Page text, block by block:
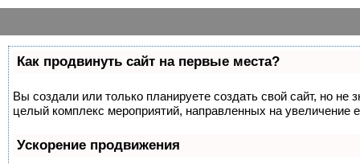
Как продвинуть сайт на первые места?
Вы создали или только планируете создать свой сайт, но не
целый комплекс мероприятий, направленных на увеличение
Ускорение продвижения